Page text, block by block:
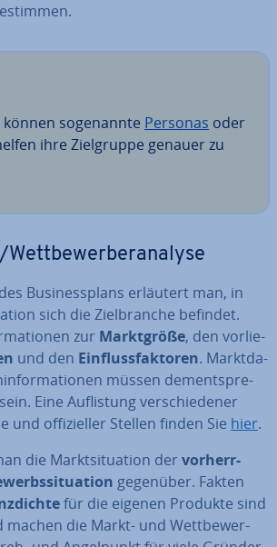
können so­ge­nann­te Personas oder
ihre Ziel­grup­pe genauer zu
Wett­be­wer­ber­ana­ly­se
Busi­ness­plans erläutert man, in
sich die Ziel­bran­che befindet.
zur Markt­grö­ße, den vor­lie­
und den Ein­fluss­fak­to­ren. Markt­da­
müssen dem­entspre­
Eine Auf­lis­tung ver­schie­de­ner
und of­fi­zi­el­ler Stellen finden Sie hier.
die Markt­si­tua­ti­on der vor­herr­
gegenüber. Fakten
für die eigenen Produkte sind
machen die Markt- und Wett­be­wer­